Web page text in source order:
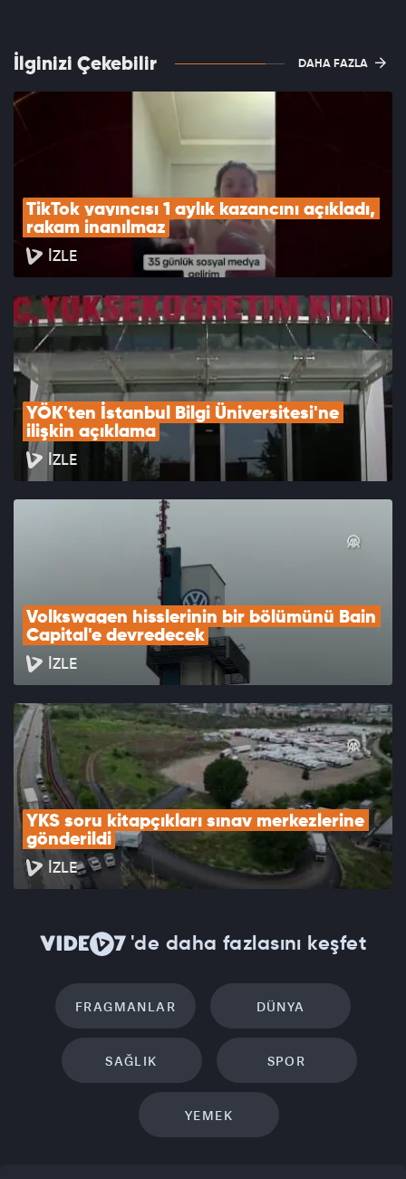
İlginizi Çekebilir DAHA FAZLA
TikTok yayıncısı 1 aylık kazancını açıkladı,
rakam inanılmaz
İZLE
YÖK'ten İstanbul Bilgi Üniversitesi'ne
ilişkin açıklama
İZLE
Volkswagen hisslerinin bir bölümünü Bain
Capital'e devredecek
İZLE
YKS soru kitapçıkları sınav merkezlerine
gönderildi
İZLE
'de daha fazlasını keşfet
FRAGMANLAR DÜNYA
SAĞLIK SPOR
YEMEK